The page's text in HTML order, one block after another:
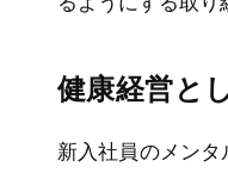
健康経営と
新入社員のメン